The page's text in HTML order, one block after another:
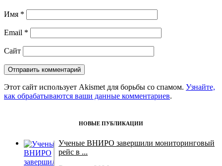
Имя *
Email *
Сайт
Этот сайт использует Akismet для борьбы со спамом. Узнайте,
как обрабатываются ваши данные комментариев.
НОВЫЕ ПУБЛИКАЦИИ
Ученые ВНИРО завершили мониторинговый
рейс в ...